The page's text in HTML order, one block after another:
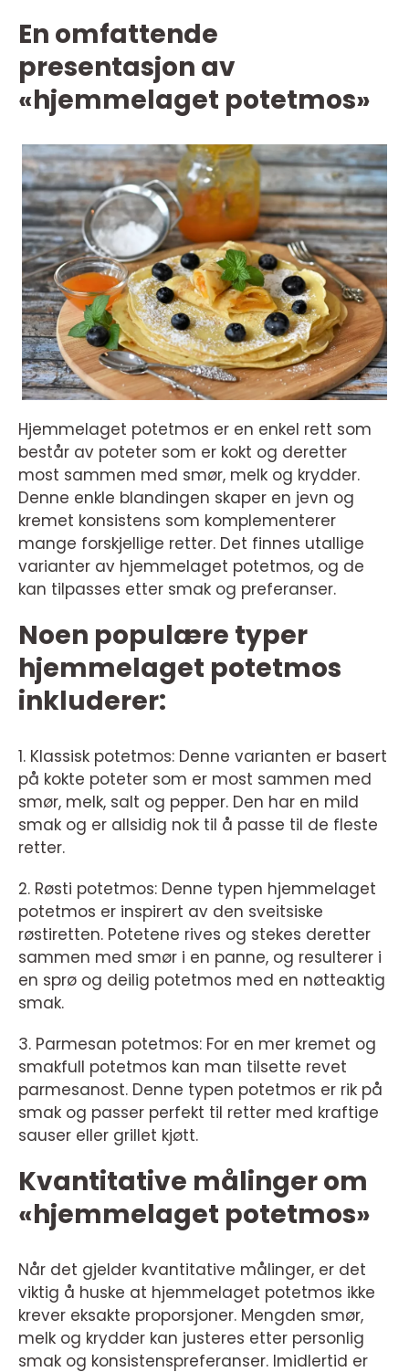
En omfattende
presentasjon av
«hjemmelaget potetmos»
Hjemmelaget potetmos er en enkel rett som
består av poteter som er kokt og deretter
most sammen med smør, melk og krydder.
Denne enkle blandingen skaper en jevn og
kremet konsistens som komplementerer
mange forskjellige retter. Det finnes utallige
varianter av hjemmelaget potetmos, og de
kan tilpasses etter smak og preferanser.
Noen populære typer
hjemmelaget potetmos
inkluderer:
1. Klassisk potetmos: Denne varianten er basert
på kokte poteter som er most sammen med
smør, melk, salt og pepper. Den har en mild
smak og er allsidig nok til å passe til de fleste
retter.
2. Røsti potetmos: Denne typen hjemmelaget
potetmos er inspirert av den sveitsiske
røstiretten. Potetene rives og stekes deretter
sammen med smør i en panne, og resulterer i
en sprø og deilig potetmos med en nøtteaktig
smak.
3. Parmesan potetmos: For en mer kremet og
smakfull potetmos kan man tilsette revet
parmesanost. Denne typen potetmos er rik på
smak og passer perfekt til retter med kraftige
sauser eller grillet kjøtt.
Kvantitative målinger om
«hjemmelaget potetmos»
Når det gjelder kvantitative målinger, er det
viktig å huske at hjemmelaget potetmos ikke
krever eksakte proporsjoner. Mengden smør,
melk og krydder kan justeres etter personlig
smak og konsistenspreferanser. Imidlertid er